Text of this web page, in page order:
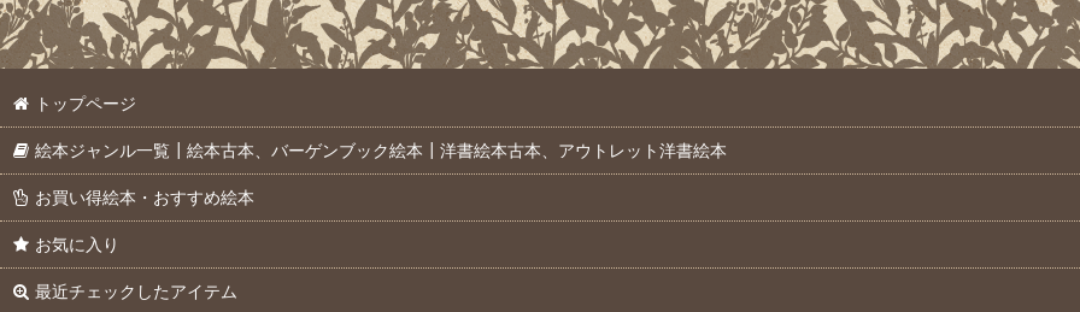
トップページ
絵本ジャンル一覧┃絵本古本、バーゲンブック絵本┃洋書絵本古本、アウトレット洋書絵本
お買い得絵本・おすすめ絵本
お気に入り
最近チェックしたアイテム